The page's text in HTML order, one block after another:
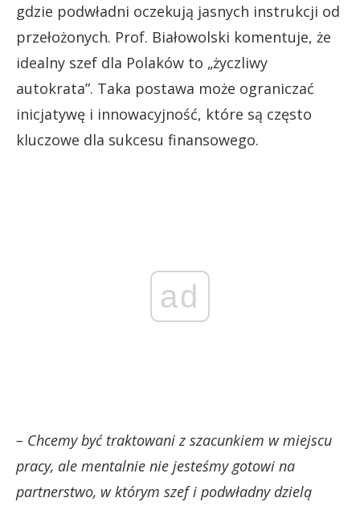
gdzie podwładni oczekują jasnych instrukcji od
przełożonych. Prof. Białowolski komentuje, że
idealny szef dla Polaków to „życzliwy
autokrata”. Taka postawa może ograniczać
inicjatywę i innowacyjność, które są często
kluczowe dla sukcesu finansowego.
ad
– Chcemy być traktowani z szacunkiem w miejscu
pracy, ale mentalnie nie jesteśmy gotowi na
partnerstwo, w którym szef i podwładny dzielą